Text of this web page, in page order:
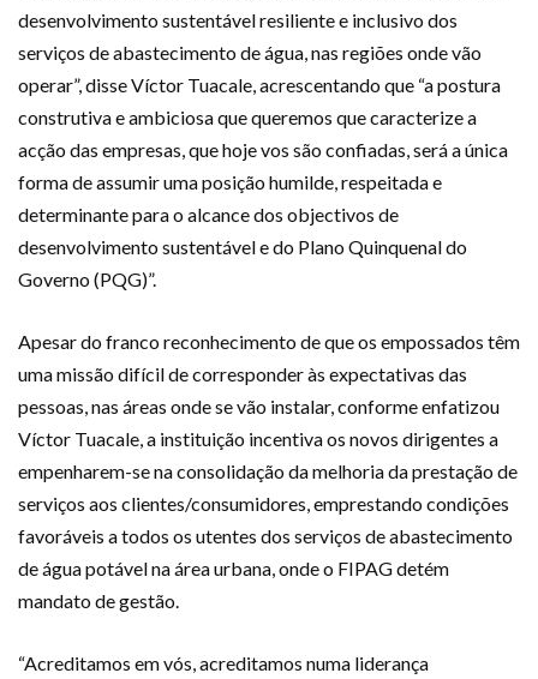
desenvolvimento sustentável resiliente e inclusivo dos
serviços de abastecimento de água, nas regiões onde vão
operar”, disse Víctor Tuacale, acrescentando que “a postura
construtiva e ambiciosa que queremos que caracterize a
acção das empresas, que hoje vos são confiadas, será a única
forma de assumir uma posição humilde, respeitada e
determinante para o alcance dos objectivos de
desenvolvimento sustentável e do Plano Quinquenal do
Governo (PQG)”.
Apesar do franco reconhecimento de que os empossados têm
uma missão difícil de corresponder às expectativas das
pessoas, nas áreas onde se vão instalar, conforme enfatizou
Víctor Tuacale, a instituição incentiva os novos dirigentes a
empenharem-se na consolidação da melhoria da prestação de
serviços aos clientes/consumidores, emprestando condições
favoráveis a todos os utentes dos serviços de abastecimento
de água potável na área urbana, onde o FIPAG detém
mandato de gestão.
“Acreditamos em vós, acreditamos numa liderança